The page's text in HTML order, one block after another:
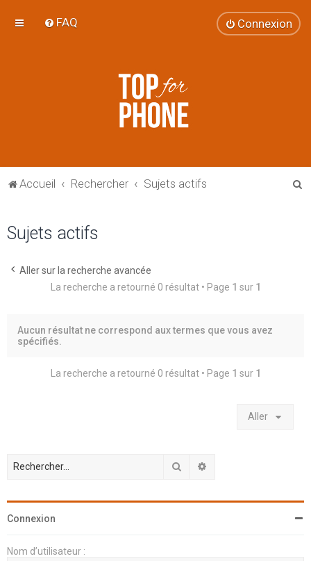
FAQ Connexion
Accueil Rechercher Sujets actifs
Sujets actifs
Aller sur la recherche avancée
La recherche a retourné 0 résultat • Page 1 sur 1
Aucun résultat ne correspond aux termes que vous avez
spécifiés.
La recherche a retourné 0 résultat • Page 1 sur 1
Aller
Rechercher
Connexion
Nom d’utilisateur :